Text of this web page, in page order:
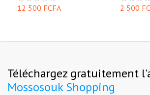
12 500 FCFA 2 500
Téléchargez gratuitement
Mossosouk Shopping